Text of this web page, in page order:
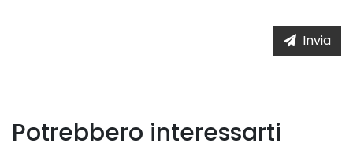
Invia
Potrebbero interessarti